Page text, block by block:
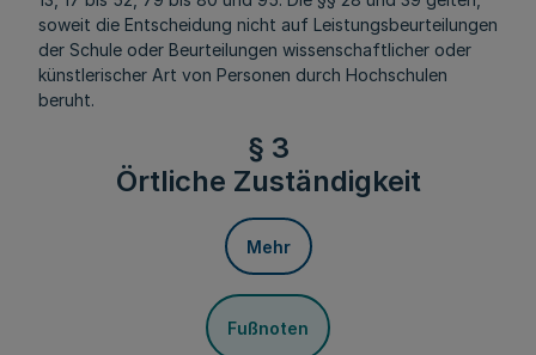
soweit die Entscheidung nicht auf Leistungsbeurteilungen
der Schule oder Beurteilungen wissenschaftlicher oder
künstlerischer Art von Personen durch Hochschulen
beruht.
§ 3
Örtliche Zuständigkeit
Mehr
Fußnoten